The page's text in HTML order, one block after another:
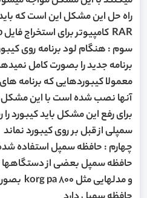
RAR کامپیوتر برای استخراج فایل zip یا RAR استفاده شود
سوم : هنگام لود برنامه روی
برنامه جدید را بصورت کامل
معمولا کیبوردهایی که برنامه
آنها نصب شده است با این
برای رفع این مشکل باید کیبورد
سمپلی از قبل بر روی کیبورد نماند
چهارم : حافظه سمپل استفاده
حافظه سمپل بعضی از دستگاهها